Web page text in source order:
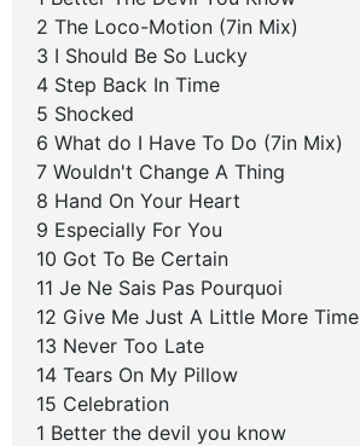
2 The Loco-Motion (7in Mix)
3 I Should Be So Lucky
4 Step Back In Time
5 Shocked
6 What do I Have To Do (7in Mix)
7 Wouldn't Change A Thing
8 Hand On Your Heart
9 Especially For You
10 Got To Be Certain
11 Je Ne Sais Pas Pourquoi
12 Give Me Just A Little More Time
13 Never Too Late
14 Tears On My Pillow
15 Celebration
1 Better the devil you know